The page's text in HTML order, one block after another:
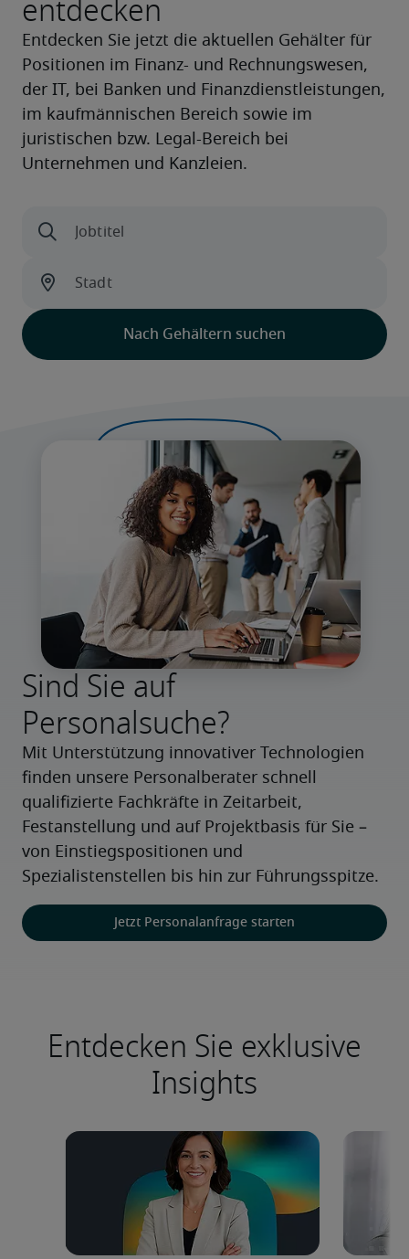
entdecken
Sind Sie auf
Personalsuche?
Mit Unterstützung innovativer Technologien
finden unsere Personalberater schnell
qualifizierte Fachkräfte in Zeitarbeit,
Festanstellung und auf Projektbasis für Sie –
von Einstiegspositionen und
Spezialistenstellen bis hin zur Führungsspitze.
Jetzt Personalanfrage starten
Entdecken Sie exklusive
Insights